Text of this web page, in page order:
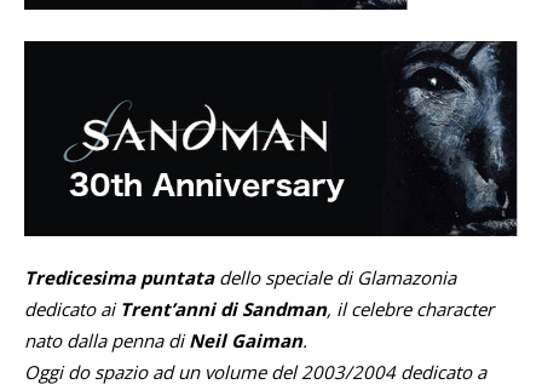
Tredicesima puntatadello speciale di Glamazonia
dedicato ai Trent’anni di Sandman, il celebre character
nato dalla penna diNeil Gaiman.
Oggi do spazio ad un volume del 2003/2004 dedicato a